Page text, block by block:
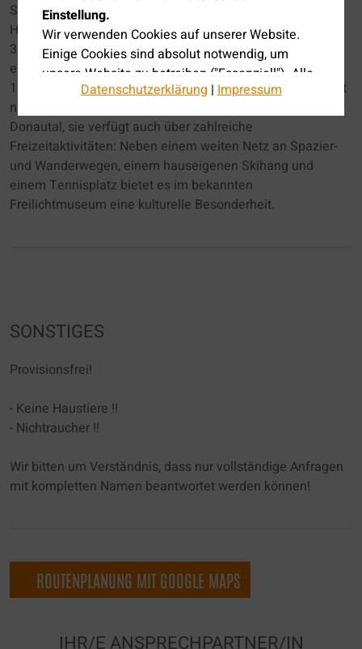
Straße hinunter befindet sich eine Hausarztpraxis mit 4
Hausärzten. Neuhausen ob Eck selbst verfügt über knapp
3800 Einwohnern und liegt landschaftlich reizvoll auf
einem südlichen Ausläufer der schwäbischen Alb, knapp
10km von Tuttlingen entfernt. Die Gemeinde besticht nicht
nur durch ihre unmittelbare Nähe zum Bodensee und zum
Donautal, sie verfügt auch über zahlreiche
Freizeitaktivitäten: Neben einem weiten Netz an Spazier-
und Wanderwegen, einem hauseigenen Skihang und
einem Tennisplatz bietet es im bekannten
Freilichtmuseum eine kulturelle Besonderheit.
SONSTIGES
Provisionsfrei!
- Keine Haustiere !!
- Nichtraucher !!
Wir bitten um Verständnis, dass nur vollständige Anfragen
mit kompletten Namen beantwortet werden können!
ROUTENPLANUNG MIT GOOGLE MAPS
IHR/E ANSPRECHPARTNER/IN
Einstellung.
Wir verwenden Cookies auf unserer Website.
Einige Cookies sind absolut notwendig, um
unsere Website zu betreiben ("Essenziell"). Alle
anderen Cookies werden nur gesetzt, wenn Sie
ihrer Verwendung zustimmen.
Über die Auswahl bestimmter Cookies in den
Akkordeon-Elementen können Sie wählen, ob
Sie "nur wesentliche Cookies ", "alle Cookies
akzeptieren" oder "individuelle Datenschutz
Schaltfläche "Datenschutz Einstellung" ändern,
die Sie im Fußbereich der Seite finden.
unseren Datenschutzbestimmungen.
Es besteht insbesondere das Risiko, dass Ihre
Daten von US-Behörden zu Kontroll- und
Rechtsmittel, verarbeitet werden. Wenn Sie auf
"Nur essenzielle Cookies akzeptieren" klicken,
Datenschutzerklärung |Impressum